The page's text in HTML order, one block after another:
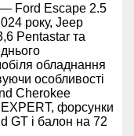
— Ford Escape 2.5
року, Jeep
Pentastar та
обладнання
особливості
Cherokee
форсунки
GT і балон на 72